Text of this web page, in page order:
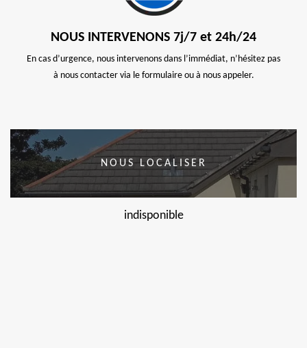
NOUS INTERVENONS 7j/7 et 24h/24
En cas d’urgence, nous intervenons dans l’immédiat, n’hésitez pas
à nous contacter via le formulaire ou à nous appeler.
NOUS LOCALISER
indisponible